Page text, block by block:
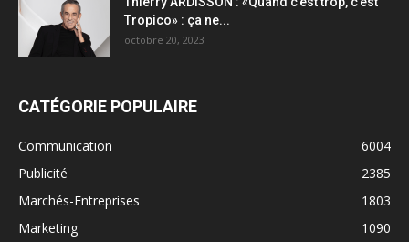
Tropico» : ça ne...
octobre 20, 2023
CATÉGORIE POPULAIRE
Communication
6004
Publicité
2385
Marchés-Entreprises
1803
Marketing
1090